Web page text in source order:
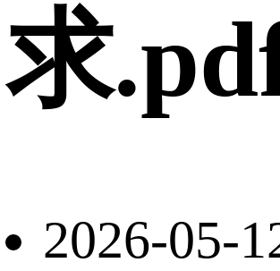
求
2026-05-